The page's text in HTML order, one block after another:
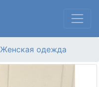
Женская одежда